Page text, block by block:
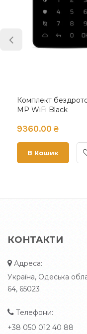
Комплект
MP WiFi Black
9360.00 ₴
В Кошик
КОНТАКТИ
Адреса:
Україна, Одеська
64, 65023
Телефони:
+38 050 012 40 88